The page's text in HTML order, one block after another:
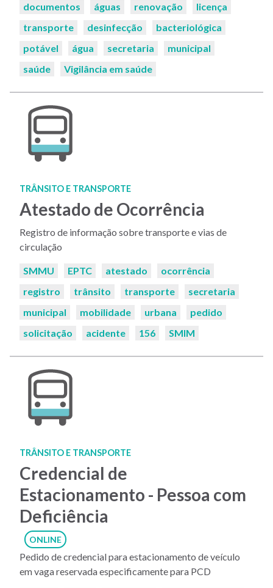
documentos
águas renovação
licença
transporte
desinfecção
bacteriológica
potável
água secretaria
municipal
saúde
Vigilância em saúde
TRÂNSITO E TRANSPORTE
Atestado de Ocorrência
Registro de informação sobre transporte e vias de
circulação
Palavras-
SMMU EPTC atestado
ocorrência
registro
trânsito transporte
secretaria
municipal
mobilidade urbana
pedido
solicitação
acidente 156 SMIM
TRÂNSITO E TRANSPORTE
Credencial de
Estacionamento - Pessoa com
Deficiência
ONLINE
Pedido de credencial para estacionamento de veículo
em vaga reservada especificamente para PCD